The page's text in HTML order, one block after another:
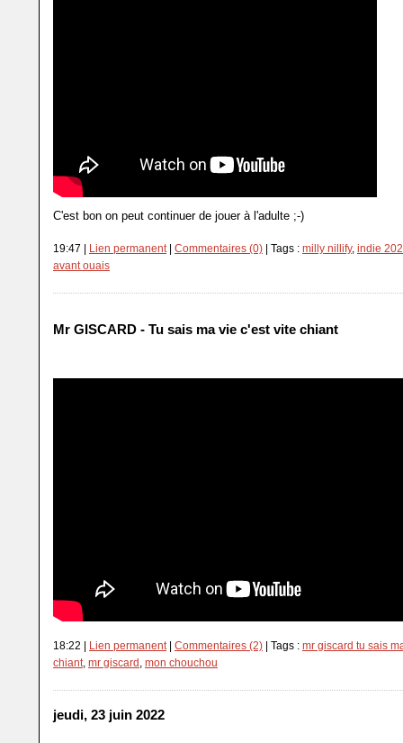
C'est bon on peut continuer de jouer à l'adulte ;-)
19:47 | Lien permanent| Commentaires (0) | Tags : milly nillify, indie
avant ouais
Mr GISCARD - Tu sais ma vie c'est vite chiant
18:22 | Lien permanent| Commentaires (2) | Tags : mr giscard tu sais
chiant, mr giscard , mon chouchou
jeudi, 23 juin 2022